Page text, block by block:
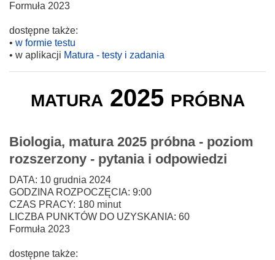
Formuła 2023
dostępne także:
• w formie testu
• w aplikacji Matura - testy i zadania
matura 2025 próbna
Biologia, matura 2025 próbna - poziom
rozszerzony - pytania i odpowiedzi
DATA: 10 grudnia 2024
GODZINA ROZPOCZĘCIA: 9:00
CZAS PRACY: 180 minut
LICZBA PUNKTÓW DO UZYSKANIA: 60
Formuła 2023
dostępne także: